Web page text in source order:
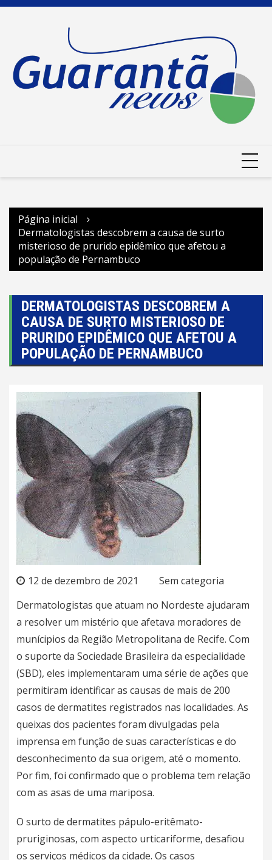
Ir
Página inicial
Dermatologistas descobrem a causa de surto
misterioso de prurido epidêmico que afetou a
população de Pernambuco
DERMATOLOGISTAS DESCOBREM A
CAUSA DE SURTO MISTERIOSO DE
PRURIDO EPIDÊMICO QUE AFETOU A
POPULAÇÃO DE PERNAMBUCO
12 de dezembro de 2021
Sem categoria
Dermatologistas que atuam no Nordeste ajudaram
a resolver um mistério que afetava moradores de
munícipios da Região Metropolitana de Recife. Com
o suporte da Sociedade Brasileira da especialidade
(SBD), eles implementaram uma série de ações que
permitiram identificar as causas de mais de 200
casos de dermatites registrados nas localidades. As
queixas dos pacientes foram divulgadas pela
imprensa em função de suas características e do
desconhecimento da sua origem, até o momento.
Por fim, foi confirmado que o problema tem relação
com as asas de uma mariposa.
O surto de dermatites pápulo-eritêmato-
pruriginosas, com aspecto urticariforme, desafiou
os serviços médicos da cidade. Os casos